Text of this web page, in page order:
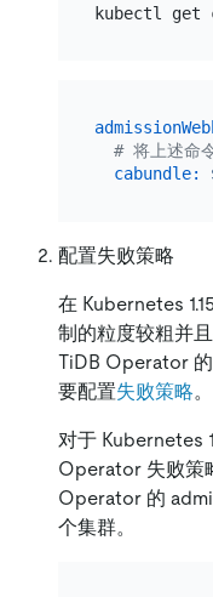
kubectl get
# 将上述命
cabundle:
配置失败策略
在 Kubernetes
制的粒度较粗并
TiDB Operator
要配置失败策略。
对于 Kubernetes
Operator 失败策
Operator 的
个集群。